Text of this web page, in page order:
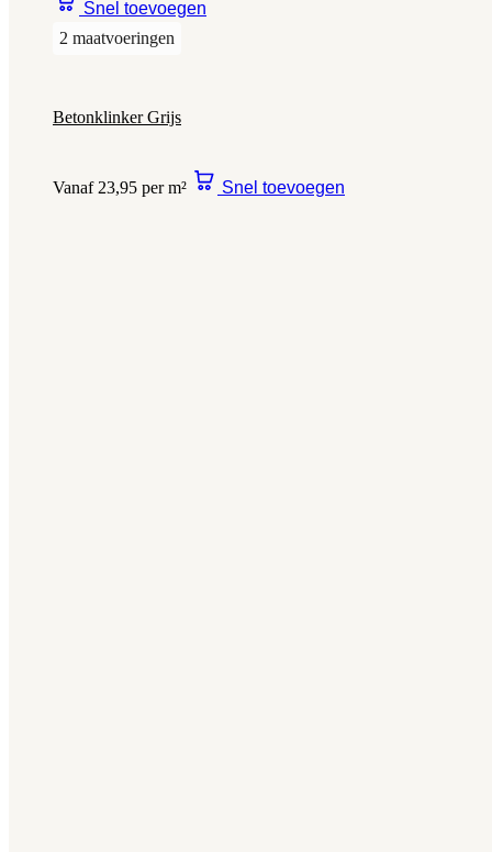
Snel toevoegen
2 maatvoeringen
Betonklinker Grijs
Vanaf 23,95 per m² Snel toevoegen